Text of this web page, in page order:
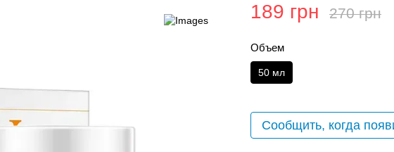
189 грн 270 грн
Объем
50 мл
Сообщить, когда